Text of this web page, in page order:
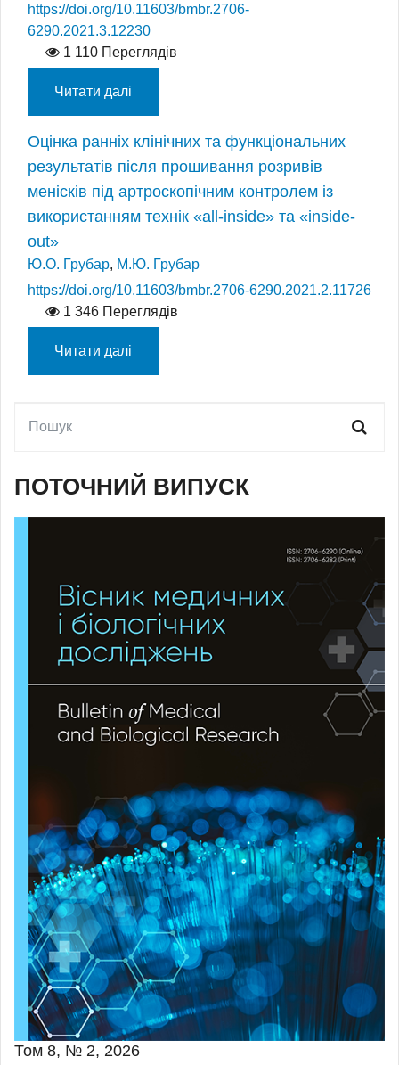
https://doi.org/10.11603/bmbr.2706-
6290.2021.3.12230
1 110 Переглядів
Читати далі
Оцінка ранніх клінічних та функціональних
результатів після прошивання розривів
менісків під артроскопічним контролем із
використанням технік «аll-inside» та «іnside-
out»
Ю.О. Грубар, М.Ю. Грубар
https://doi.org/10.11603/bmbr.2706-6290.2021.2.11726
1 346 Переглядів
Читати далі
ПОТОЧНИЙ ВИПУСК
Том 8, № 2, 2026